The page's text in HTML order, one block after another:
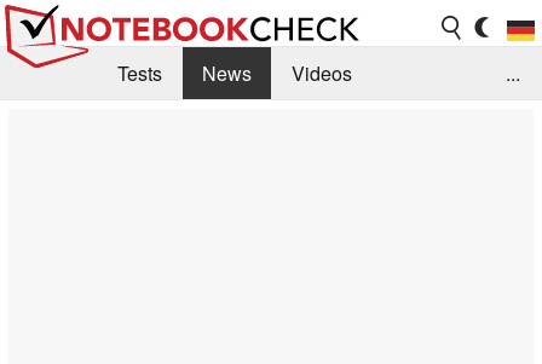
Tests News
Videos
...